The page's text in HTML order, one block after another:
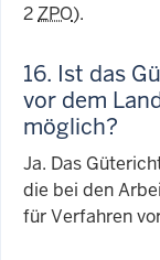
2ZPO).
16. Ist das
vor dem
möglich?
Ja. Das
die bei den
für Verfahren